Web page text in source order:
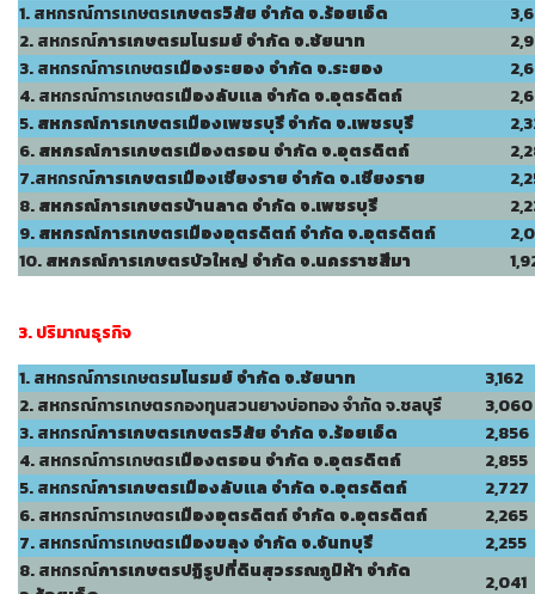
1. สหกรณ์การเกษตรเกษตรวิสัย จำกัด จ.ร้อยเอ็ด
2. สหกรณ์การเกษตรมโนรมย์ จำกัด จ.ชัยนาท
3. สหกรณ์การเกษตรเมืองระยอง จำกัด จ.ระยอง
4. สหกรณ์การเกษตรเมืองลับแล จำกัด จ.อุตรดิตถ์
5.สหกรณ์การเกษตรเมืองเพชรบุรี จำกัด จ.เพชรบุรี
6.สหกรณ์การเกษตรเมืองตรอน จำกัด จ.อุตรดิตถ์
7.สหกรณ์การเกษตรเมืองเชียงราย จำกัด จ.เชียงราย
8.สหกรณ์การเกษตรบ้านลาด จำกัด จ.เพชรบุรี
9.สหกรณ์การเกษตรเมืองอุตรดิตถ์ จำกัด จ.อุตรดิตถ์
10.สหกรณ์การเกษตรบัวใหญ่ จำกัด จ.นครราชสีมา
3. ปริมาณธุรกิจ
1. สหกรณ์การเกษตรมโนรมย์ จำกัด จ.ชัยนาท
3,162
2. สหกรณ์การเกษตรกองทุนสวนยางบ่อทอง จำกัด จ.ชลบุรี
3,060
3. สหกรณ์การเกษตรเกษตรวิสัย จำกัด จ.ร้อยเอ็ด
2,856
4. สหกรณ์การเกษตรเมืองตรอน จำกัด จ.อุตรดิตถ์
2,855
5. สหกรณ์การเกษตรเมืองลับแล จำกัด จ.อุตรดิตถ์
2,727
6. สหกรณ์การเกษตรเมืองอุตรดิตถ์ จำกัด จ.อุตรดิตถ์
2,265
7. สหกรณ์การเกษตรเมืองขลุง จำกัด จ.จันทบุรี
2,255
8. สหกรณ์การเกษตรปฏิรูปที่ดินสุวรรณภูมิห้า จำกัด
2,041